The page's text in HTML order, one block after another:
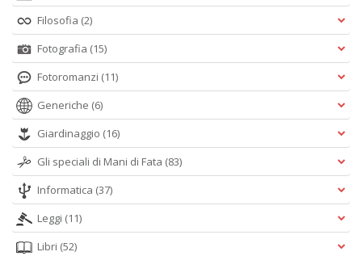
Filosofia (2)
Fotografia (15)
Fotoromanzi (11)
Generiche (6)
Giardinaggio (16)
Gli speciali di Mani di Fata (83)
Informatica (37)
Leggi (11)
Libri (52)